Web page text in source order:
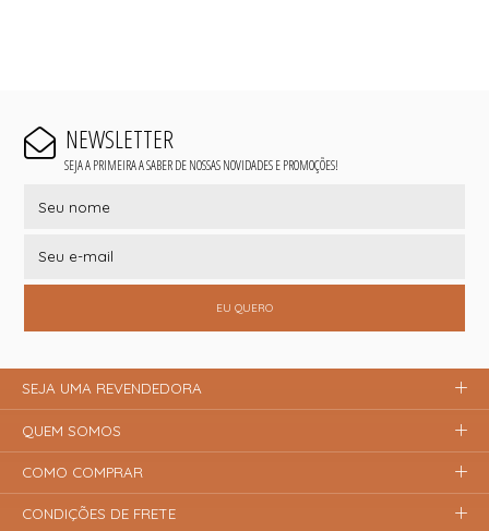
NEWSLETTER
SEJA A PRIMEIRA A SABER DE NOSSAS NOVIDADES E PROMOÇÕES!
EU QUERO
SEJA UMA REVENDEDORA
QUEM SOMOS
COMO COMPRAR
CONDIÇÕES DE FRETE